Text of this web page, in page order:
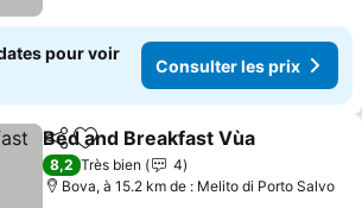
pour voir
Consulter les prix
PartagerAjouter à mes favoris
Bed and Breakfast Vùa
8,2 Très bien
4
Bova, à 15.2 km de : Melito di Porto Salvo